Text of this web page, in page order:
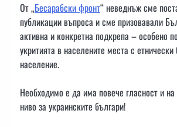
От „Бесарабски фронт“ неведнъж сме
публикации въпроса и сме призовавали
активна и конкретна подкрепа – особено
укритията в населените места с етнически
население.
Необходимо е да има повече гласност и на
ниво за украинските българи!